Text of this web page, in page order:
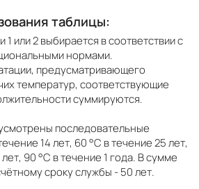
таблицы:
1 или 2 выбирается в соответствии с
нормами.
предусматривающего
температур, соответствующие
суммируются.
последовательные
14 лет, 60 °С в течение 25 лет,
90 °С в течение 1 года. В сумме
сроку службы - 50 лет.